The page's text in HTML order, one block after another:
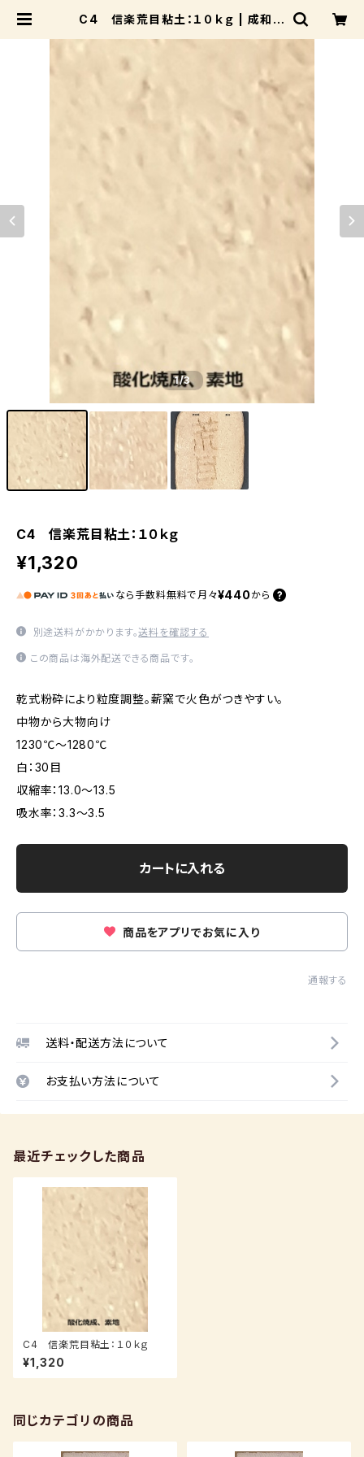
C4 信楽荒目粘土：１０ｋｇ | 成和陶
1/3
C4 信楽荒目粘土：１０ｋｇ
¥1,320
なら 手数料無料で 月々¥440 から
別途送料がかかります。送料を確認する
この商品は海外配送できる商品です。
乾式粉砕により粒度調整。薪窯で火色がつきやすい。
中物から大物向け
1230℃～1280℃
白：30目
収縮率：13.0～13.5
吸水率：3.3～3.5
カートに入れる
商品をアプリでお気に入り
通報する
送料・配送方法について
お支払い方法について
最近チェックした商品
C4 信楽荒目粘土：１０ｋｇ
¥1,320
同じカテゴリの商品